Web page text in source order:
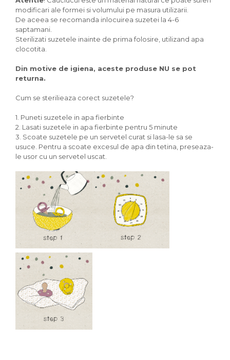
modificari ale formei si volumului pe masura utilizarii.
De aceea se recomanda inlocuirea suzetei la 4-6
saptamani.
Sterilizati suzetele inainte de prima folosire, utilizand apa
clocotita.
Din motive de igiena, aceste produse NU se pot
returna.
Cum se sterilieaza corect suzetele?
1. Puneti suzetele in apa fierbinte
2. Lasati suzetele in apa fierbinte pentru 5 minute
3. Scoate suzetele pe un servetel curat si lasa-le sa se
usuce. Pentru a scoate excesul de apa din tetina, preseaza-
le usor cu un servetel uscat.